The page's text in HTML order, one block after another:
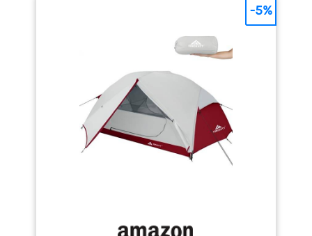
-5%